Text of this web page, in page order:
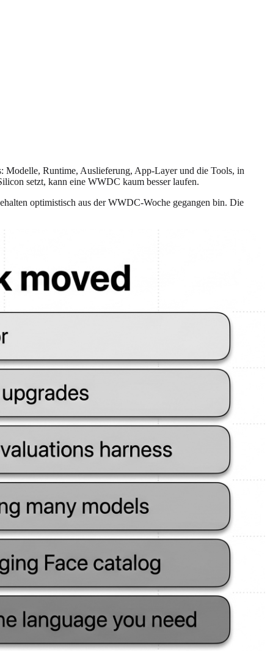
Modelle, Runtime, Auslieferung, App-Layer und die Tools, in
setzt, kann eine WWDC kaum besser laufen.
optimistisch aus der WWDC-Woche gegangen bin. Die